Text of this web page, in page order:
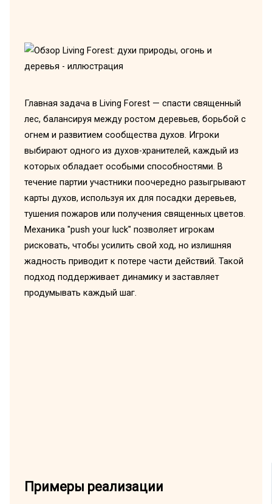
Главная задача в Living Forest — спасти священный
лес, балансируя между ростом деревьев, борьбой с
огнем и развитием сообщества духов. Игроки
выбирают одного из духов-хранителей, каждый из
которых обладает особыми способностями. В
течение партии участники поочередно разыгрывают
карты духов, используя их для посадки деревьев,
тушения пожаров или получения священных цветов.
Механика "push your luck" позволяет игрокам
рисковать, чтобы усилить свой ход, но излишняя
жадность приводит к потере части действий. Такой
подход поддерживает динамику и заставляет
продумывать каждый шаг.
Примеры реализации